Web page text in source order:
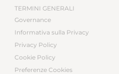
TERMINI GENERALI
Governance
Informativa sulla Privacy
Privacy Policy
Cookie Policy
Preferenze Cookies